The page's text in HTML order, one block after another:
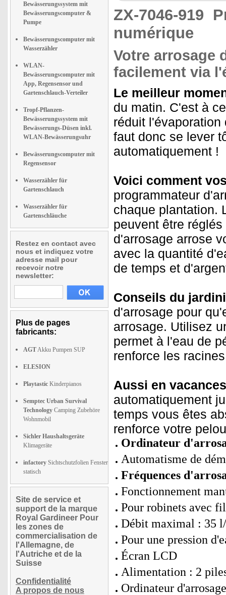
Bewässerungssystem mit
Bewässerungscomputer &
Pumpe
Bewässerungscomputer mit
Wasserzähler
WLAN-
Bewässerungscomputer mit
App, Regensensor und
Gartenschlauch-Verteiler
Tropf-Pflanzen-
Bewässerungssystem mit
Bewässerungs-Düsen inkl.
WLAN-Bewässerungsuhr
Bewässerungscomputer mit
Regensensor
Wasserzähler für
Gartenschlauch
Wasserzähler für
Gartenschläuche
Restez en contact avec
nous et indiquez votre
adresse mail pour
recevoir notre
newsletter:
Plus de pages
fabricants:
AGTAkku Pumpen SUP
ELESION
Playtastic Kinderpianos
Semptec Urban Survival
Technology Camping Zubehöre
Wohnmobil
Sichler Haushaltsgeräte
Klimageräte
infactory Sichtschutzfolien Fenster
statisch
Site de service et
support de la marque
Royal Gardineer Pour
les zones de
commercialisation de
l'Allemagne, de
l'Autriche et de la
Suisse
Confidentialité
A propos de nous
ZX-7046-919
numérique
Votre arrosage
facilement via
Le meilleur
du matin. C'est à
réduit
faut donc se lever
automatiquement !
Voici comment
programmateur
chaque plantation.
peuvent être
d'arrosage arrose
avec la quantité
de temps et
Conseils du
d'arrosage pour
arrosage. Utilisez
permet à l'eau de
renforce les
Aussi en
automatiquement
temps vous êtes
renforce votre
Ordinateur
Automatisme de
Fréquences
Fonctionnement
Pour robinets avec
Débit maximal : 35
Pour une pression
Écran LCD
Alimentation : 2
Ordinateur